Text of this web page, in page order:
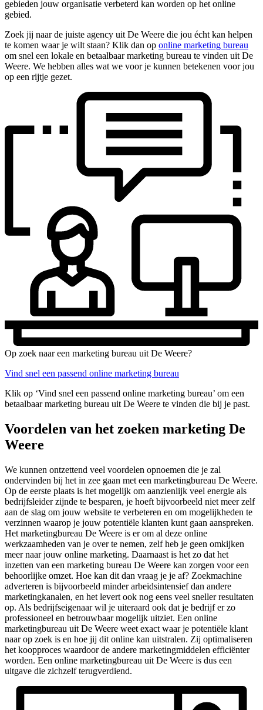
gebieden jouw organisatie verbeterd kan worden op het online
gebied.
Zoek jij naar de juiste agency uit De Weere die jou écht kan helpen
te komen waar je wilt staan? Klik dan op online marketing bureau
om snel een lokale en betaalbaar marketing bureau te vinden uit De
Weere. We hebben alles wat we voor je kunnen betekenen voor jou
op een rijtje gezet.
Op zoek naar een marketing bureau uit De Weere?
Vind snel een passend online marketing bureau
Klik op ‘Vind snel een passend online marketing bureau’ om een
betaalbaar marketing bureau uit De Weere te vinden die bij je past.
Voordelen van het zoeken marketing De
Weere
We kunnen ontzettend veel voordelen opnoemen die je zal
ondervinden bij het in zee gaan met een marketingbureau De Weere.
Op de eerste plaats is het mogelijk om aanzienlijk veel energie als
bedrijfsleider zijnde te besparen, je hoeft bijvoorbeeld niet meer zelf
aan de slag om jouw website te verbeteren en om mogelijkheden te
verzinnen waarop je jouw potentiële klanten kunt gaan aanspreken.
Het marketingbureau De Weere is er om al deze online
werkzaamheden van je over te nemen, zelf heb je geen omkijken
meer naar jouw online marketing. Daarnaast is het zo dat het
inzetten van een marketing bureau De Weere kan zorgen voor een
behoorlijke omzet. Hoe kan dit dan vraag je je af? Zoekmachine
adverteren is bijvoorbeeld minder arbeidsintensief dan andere
marketingkanalen, en het levert ook nog eens veel sneller resultaten
op. Als bedrijfseigenaar wil je uiteraard ook dat je bedrijf er zo
professioneel en betrouwbaar mogelijk uitziet. Een online
marketingbureau uit De Weere weet exact waar je potentiële klant
naar op zoek is en hoe jij dit online kan uitstralen. Zij optimaliseren
het koopproces waardoor de andere marketingmiddelen efficiënter
worden. Een online marketingbureau uit De Weere is dus een
uitgave die zichzelf terugverdiend.